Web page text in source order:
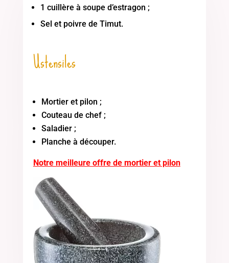
1 cuillère à soupe d’estragon ;
Sel et poivre de Timut.
Ustensiles
Mortier et pilon ;
Couteau de chef ;
Saladier ;
Planche à découper.
Notre meilleure offre de mortier et pilon